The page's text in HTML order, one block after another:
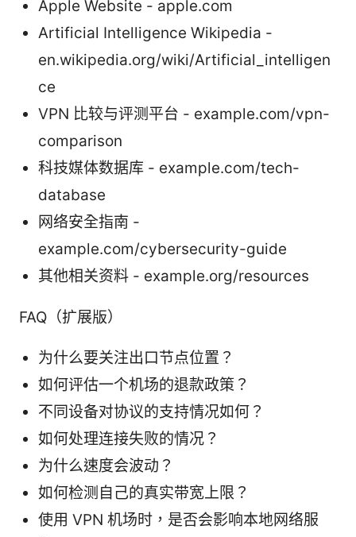
Apple Website - apple.com
Artificial Intelligence Wikipedia -
en.wikipedia.org/wiki/Artificial_intelligen
ce
VPN 比较与评测平台 - example.com/vpn-
comparison
科技媒体数据库 - example.com/tech-
database
网络安全指南 -
example.com/cybersecurity-guide
其他相关资料 - example.org/resources
FAQ（扩展版）
为什么要关注出口节点位置？
如何评估一个机场的退款政策？
不同设备对协议的支持情况如何？
如何处理连接失败的情况？
为什么速度会波动？
如何检测自己的真实带宽上限？
使用 VPN 机场时，是否会影响本地网络服